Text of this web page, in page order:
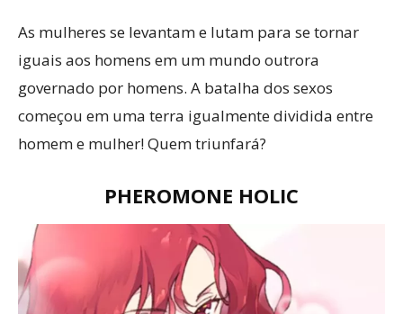
As mulheres se levantam e lutam para se tornar
iguais aos homens em um mundo outrora
governado por homens. A batalha dos sexos
começou em uma terra igualmente dividida entre
homem e mulher! Quem triunfará?
PHEROMONE HOLIC